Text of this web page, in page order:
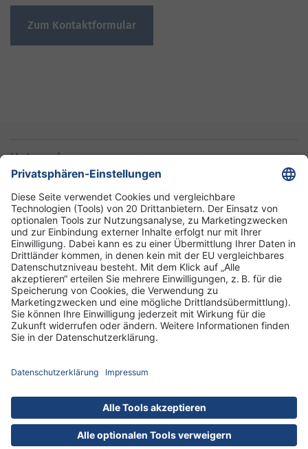
Zum Kontaktformular
Unternehmen
Informationen
Standorte
DRK-Schwesternschaft Berlin
Impressum
Hausordnung